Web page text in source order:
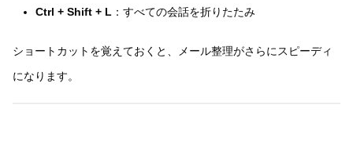
Ctrl + Shift + L ：すべての会話を折りたたみ
ショートカットを覚えておくと、メール整理がさらにスピーディ
になります。